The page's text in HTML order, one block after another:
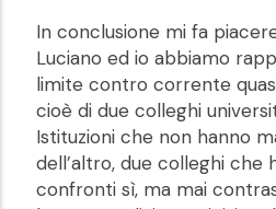
In conclusione mi fa
Luciano ed io abbiamo
limite contro corrente
cioè di due colleghi
Istituzioni che non hanno
dell’altro, due colleghi che
confronti sì, ma mai